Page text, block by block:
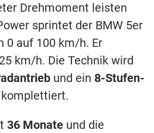
Drehmoment leisten
sprintet der BMW 5er
0 auf 100 km/h. Er
km/h. Die Technik wird
und ein 8-Stufen-
komplettiert.
36 Monate und die